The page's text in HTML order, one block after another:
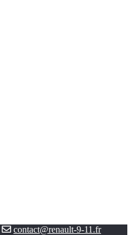
contact@renault-9-11.fr